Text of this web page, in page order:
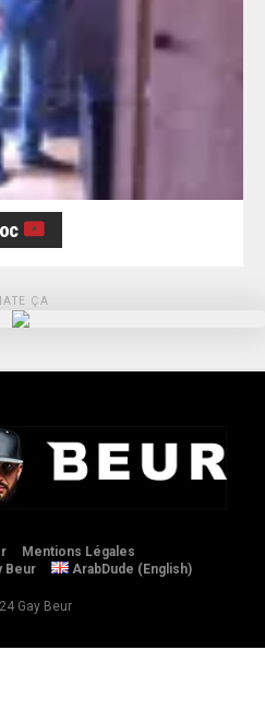
ÇA
Mentions Légales
Beur
ArabDude (English)
Gay Beur